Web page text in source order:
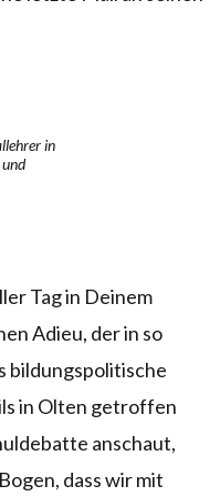
in
Tag in Deinem
Adieu, der in so
bildungspolitische
in Olten getroffen
anschaut,
dass wir mit